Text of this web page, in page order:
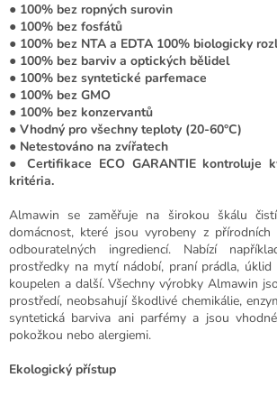
● 100% bez ropných surovin
● 100% bez fosfátů
● 100% bez NTA a EDTA 100% biologicky
● 100% bez barviv a optických bělidel
● 100% bez syntetické parfemace
● 100% bez GMO
● 100% bez konzervantů
● Vhodný pro všechny teploty (20-60°C)
● Netestováno na zvířatech
●
Certifikace ECO GARANTIE kontroluje
kritéria.
Almawin se zaměřuje na širokou škálu
domácnost, které jsou vyrobeny z
odbouratelných ingrediencí. Nabízí
prostředky na mytí nádobí, praní prádla, úklid
koupelen a další. Všechny výrobky Almawin
prostředí, neobsahují škodlivé chemikálie,
syntetická barviva ani parfémy a jsou
pokožkou nebo alergiemi.
Ekologický přístup